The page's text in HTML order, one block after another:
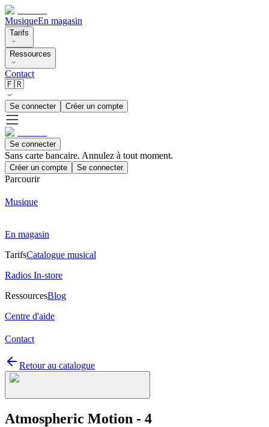
MusiqueEn magasin
Tarifs
Ressources
Contact
🇫🇷
Se connecter Créer un compte
Se connecter
Sans carte bancaire. Annulez à tout moment.
Créer un compte Se connecter
Parcourir
Musique
En magasin
TarifsCatalogue musical
Radios In-store
RessourcesBlog
Centre d'aide
Contact
Retour au catalogue
Atmospheric Motion - 4